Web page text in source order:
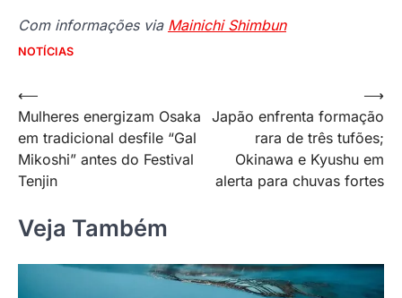
Com informações via Mainichi Shimbun
NOTÍCIAS
Navegação
de
Post
⟵
Mulheres energizam Osaka
em tradicional desfile “Gal
Mikoshi” antes do Festival
Tenjin
Japão enfrenta formação
rara de três tufões;
Okinawa e Kyushu em
alerta para chuvas fortes
⟶
Veja Também